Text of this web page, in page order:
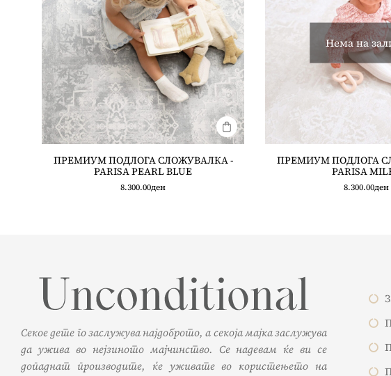
ПРЕМИУМ ПОДЛОГА СЛОЖУВАЛКА -
PARISA PEARL BLUE
8.300.00ден
Нема на
ПРЕМИУМ ПОДЛОГА
PARISA
8.300.00ден
Секое дете го заслужува најдоброто, а секоја мајка заслужува
да ужива во нејзиното мајчинство. Се надевам ќе ви се
допаднат производите, ќе уживате во користењето на